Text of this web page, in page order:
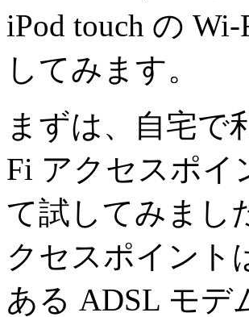
iPod touch の
してみます。
まずは、自宅で
Fi アクセスポイ
て試してみまし
クセスポイント
ある ADSL モデ